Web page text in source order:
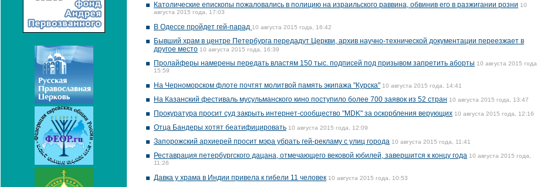
Католические епископы пожаловались в полицию на израильского раввина, обвинив его в разжигании розни 10
августа 2015 года, 17:03
В Одессе пройдет гей-парад 10 августа 2015 года, 16:42
Бывший храм в центре Петербурга передадут Церкви, архив научно-технической документации переезжает в
другое место 10 августа 2015 года, 16:39
Пролайферы намерены передать властям 150 тыс. подписей под призывом запретить аборты 10 августа 2015 года,
15:59
На Черноморском флоте почтят молитвой память экипажа "Курска" 10 августа 2015 года, 14:41
На Казанский фестиваль мусульманского кино поступило более 700 заявок из 52 стран 10 августа 2015 года, 13:47
Прокуратура просит суд закрыть интернет-сообщество "MDK" за оскорбления верующих 10 августа 2015 года, 12:16
Отца Бандеры хотят беатифицировать 10 августа 2015 года, 12:09
Запорожский архиерей просит мэра убрать гей-рекламу с улиц города 10 августа 2015 года, 11:41
Реставрация петербургского дацана, отмечающего вековой юбилей, завершится к концу года 10 августа 2015 года,
11:26
Давка у храма в Индии привела к гибели 11 человек 10 августа 2015 года, 10:53